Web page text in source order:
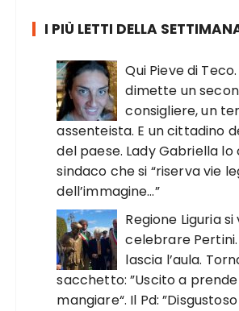
I PIÙ LETTI DELLA
Qui Pieve di
dimette un
consigliere, un
assenteista. E un cittadino
del paese. Lady Gabriella
sindaco che si “riserva vie
dell’immagine…”
Regione Liguria
celebrare
lascia l’aula.
sacchetto: ”Uscito a
mangiare“. Il Pd: